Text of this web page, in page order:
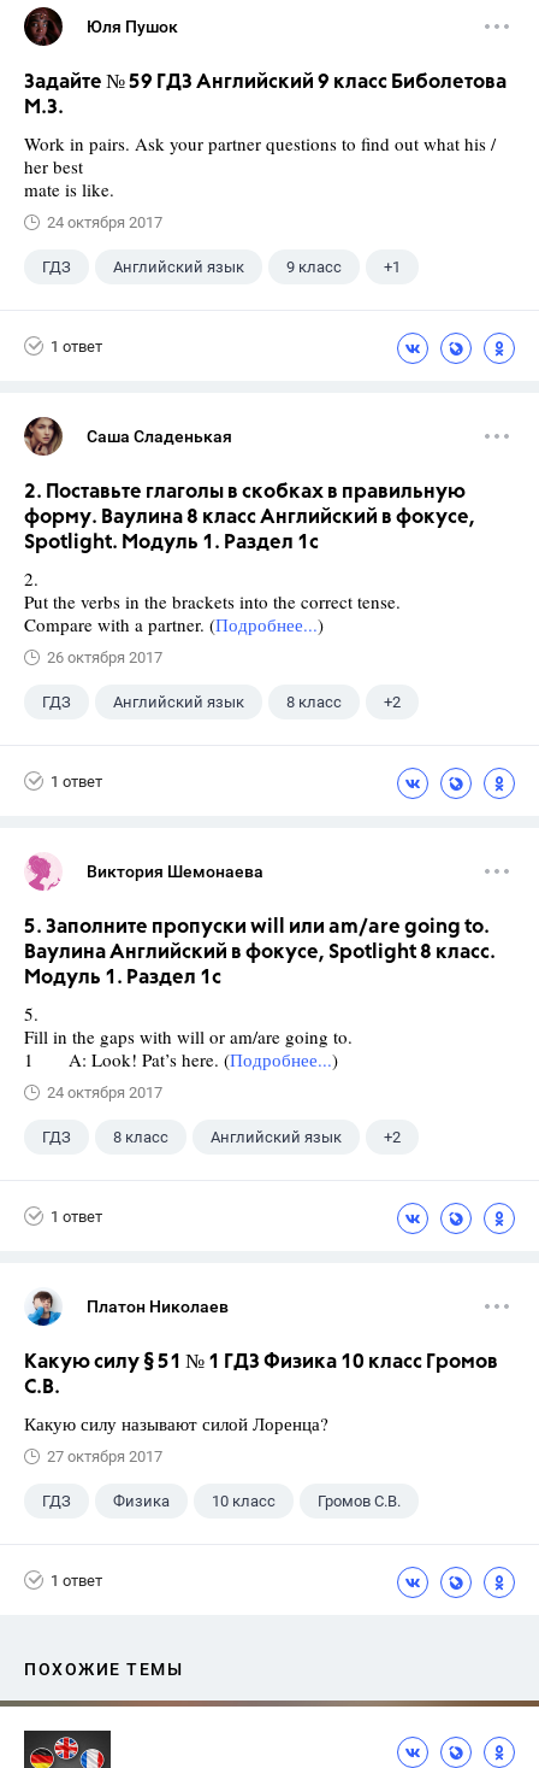
Юля Пушок
Задайте № 59 ГДЗ Английский 9 класс Биболетова
М.З.
Work in pairs. Ask your partner questions to find out what his /
her best
mate is like.
24 октября 2017
ГДЗ Английский язык 9 класс +1
1 ответ
Саша Сладенькая
2. Поставьте глаголы в скобках в правиль­ную
форму. Ваулина 8 класс Английский в фокусе,
Spotlight. Модуль 1. Раздел 1с
2.
Put the verbs in the brackets into the correct tense.
Compare with a partner. (Подробнее...)
26 октября 2017
ГДЗ Английский язык 8 класс +2
1 ответ
Виктория Шемонаева
5. Заполните пропуски will или am/are going to.
Ваулина Английский в фокусе, Spotlight 8 класс.
Модуль 1. Раздел 1c
5.
Fill in the gaps with will or am/are going to.
1 A: Look! Pat’s here. (Подробнее...)
24 октября 2017
ГДЗ 8 класс Английский язык +2
1 ответ
Платон Николаев
Какую силу § 51 № 1 ГДЗ Физика 10 класс Громов
С.В.
Какую силу называют силой Лоренца?
27 октября 2017
ГДЗ Физика 10 класс Громов С.В.
1 ответ
ПОХОЖИЕ ТЕМЫ